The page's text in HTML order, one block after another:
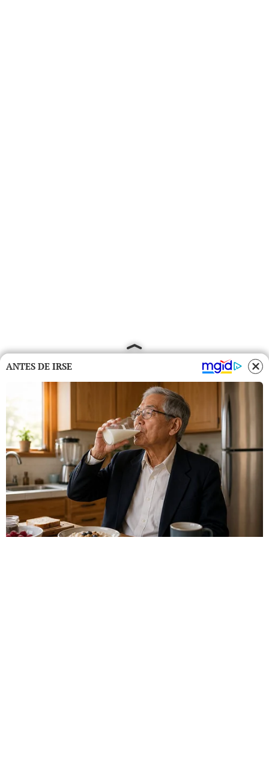
ANTES DE IRSE